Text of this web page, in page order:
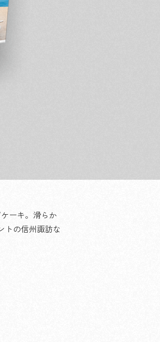
ーキ。滑らか
トの信州諏訪な